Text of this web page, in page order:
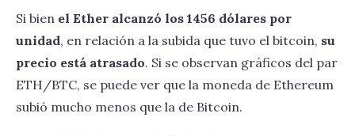
Si bien el Ether alcanzó los 1456 dólares por
unidad, en relación a la subida que tuvo el bitcoin, su
precio está atrasado. Si se observan gráficos del par
ETH/BTC, se puede ver que la moneda de Ethereum
subió mucho menos que la de Bitcoin.